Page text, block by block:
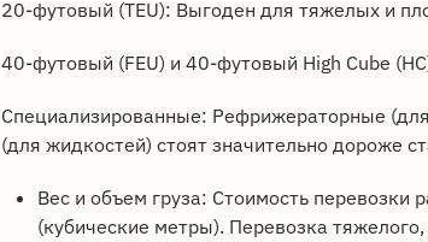
20-футовый (TEU): Выгоден для тяжелых и
40-футовый (FEU) и 40-футовый High Cube
Специализированные: Рефрижераторные
(для жидкостей) стоят значительно дороже
Вес и объем груза: Стоимость
(кубические метры). Перевозка